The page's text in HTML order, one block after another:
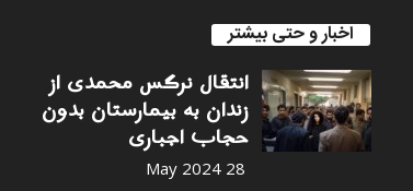
اخبار و حتی بیشتر
انتقال نرگس محمدی از
زندان به بیمارستان بدون
حجاب اجباری
28 May 2024